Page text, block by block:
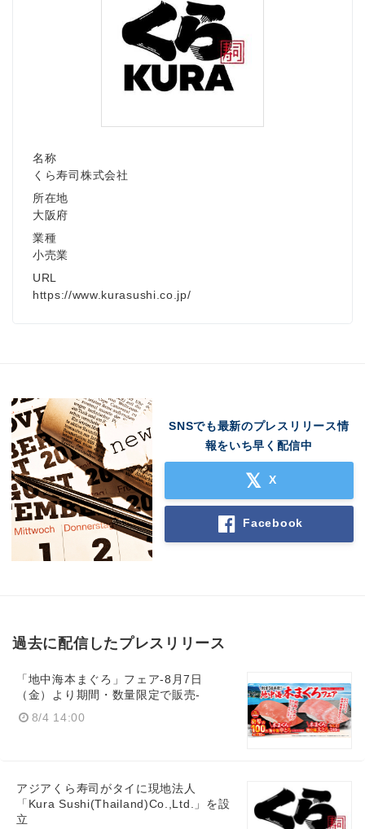
名称
くら寿司株式会社
所在地
大阪府
業種
小売業
URL
https://www.kurasushi.co.jp/
SNSでも最新のプレスリリース情
報をいち早く配信中
X
Facebook
過去に配信したプレスリリース
「地中海本まぐろ」フェア-8月7日
（金）より期間・数量限定で販売-
8/4 14:00
アジアくら寿司がタイに現地法人
「Kura Sushi(Thailand)Co.,Ltd.」を設
立